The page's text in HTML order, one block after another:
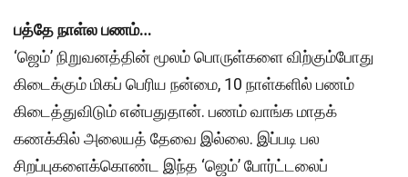
பத்தே நாள்ல பணம்…
‘ஜெம்’ நிறுவனத்தின் மூலம் பொருள்களை விற்கும்போது
கிடைக்கும் மிகப் பெரிய நன்மை, 10 நாள்களில் பணம்
கிடைத்துவிடும் என்பதுதான். பணம் வாங்க மாதக்
கணக்கில் அலையத் தேவை இல்லை. இப்படி பல
சிறப்புகளைக்கொண்ட இந்த ‘ஜெம்’ போர்ட்டலைப்